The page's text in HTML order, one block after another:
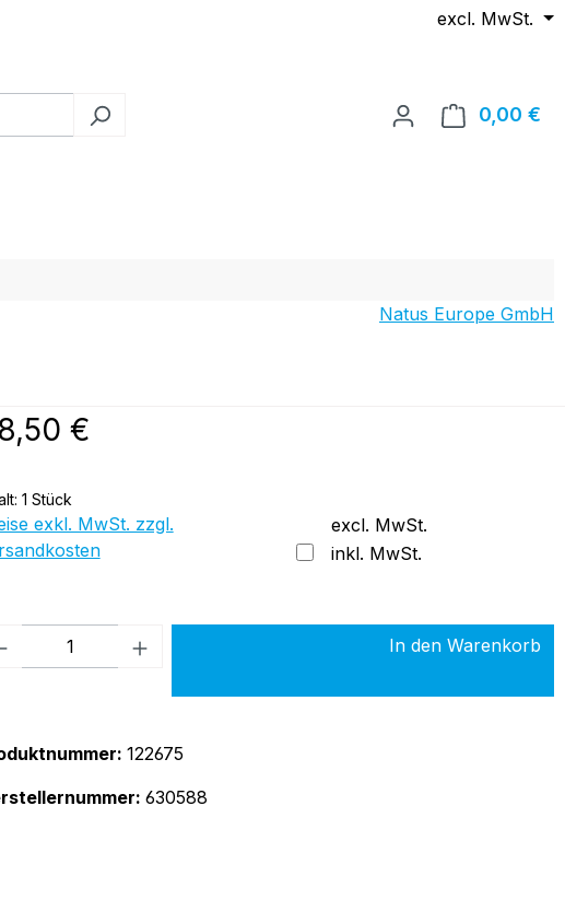
excl. MwSt.
0,00 €
Natus Europe GmbH
Preis:
€
1 Stück
exkl. MwSt. zzgl.
excl. MwSt.
inkl. MwSt.
Anzahl: Gib den gewünschten Wert
In den Warenkorb
122675
630588